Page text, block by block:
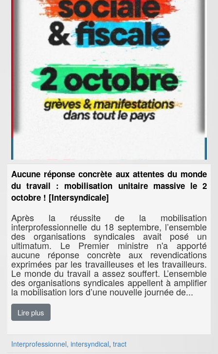
Aucune réponse concrète aux attentes du monde
du travail : mobilisation unitaire massive le 2
octobre ! [Intersyndicale]
Après la réussite de la mobilisation
interprofessionnelle du 18 septembre, l’ensemble
des organisations syndicales avait posé un
ultimatum. Le Premier ministre n'a apporté
aucune réponse concrète aux revendications
exprimées par les travailleuses et les travailleurs.
Le monde du travail a assez souffert. L’ensemble
des organisations syndicales appellent à amplifier
la mobilisation lors d’une nouvelle journée de...
Lire plus
Interprofessionnel, intersyndical, tract